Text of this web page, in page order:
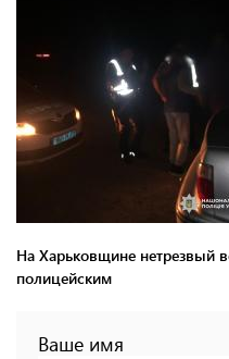
На Харьковщине нетрезвый
полицейским
Ваше имя